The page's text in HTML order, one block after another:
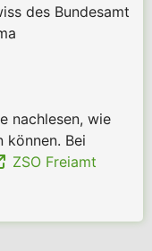
des Bundesamt
nachlesen, wie
können. Bei
ZSO Freiamt